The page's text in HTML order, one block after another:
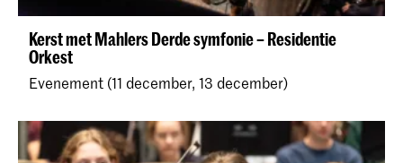
Kerst met Mahlers Derde symfonie – Residentie
Orkest
Evenement (11 december, 13 december)